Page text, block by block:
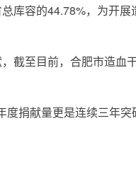
库容的44.78%，为开
截至目前，合肥市造血
度捐献量更是连续三年